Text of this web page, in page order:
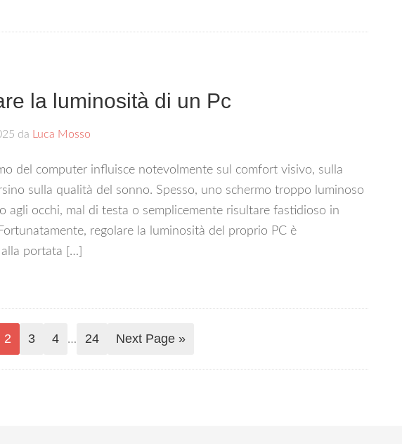
la luminosità di un Pc
da Luca Mosso
del computer influisce notevolmente sul comfort visivo, sulla
sulla qualità del sonno. Spesso, uno schermo troppo luminoso
agli occhi, mal di testa o semplicemente risultare fastidioso in
regolare la luminosità del proprio PC è
portata […]
2 3 4 … 24 Next Page »